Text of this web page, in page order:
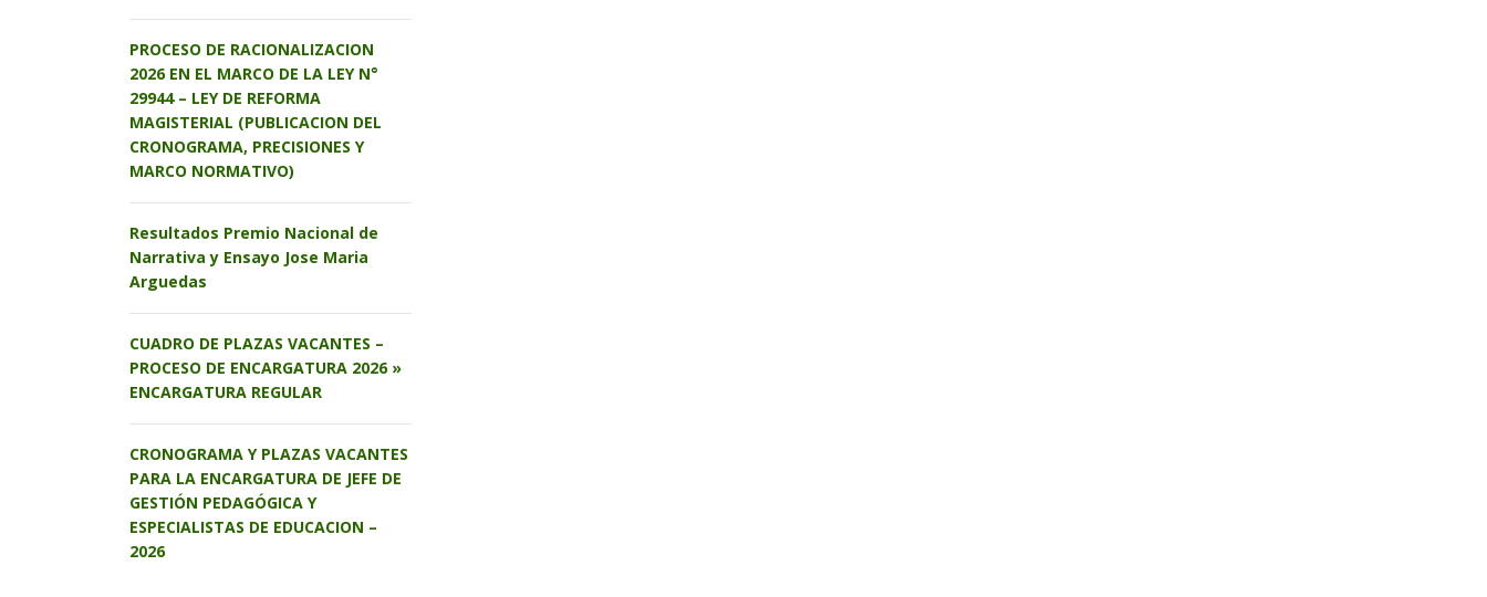
PROCESO DE RACIONALIZACION
2026 EN EL MARCO DE LA LEY N°
29944 – LEY DE REFORMA
MAGISTERIAL (PUBLICACION DEL
CRONOGRAMA, PRECISIONES Y
MARCO NORMATIVO)
Resultados Premio Nacional de
Narrativa y Ensayo Jose Maria
Arguedas
CUADRO DE PLAZAS VACANTES –
PROCESO DE ENCARGATURA 2026 »
ENCARGATURA REGULAR
CRONOGRAMA Y PLAZAS VACANTES
PARA LA ENCARGATURA DE JEFE DE
GESTIÓN PEDAGÓGICA Y
ESPECIALISTAS DE EDUCACION –
2026